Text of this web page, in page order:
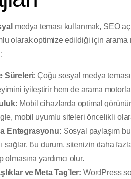
medya teması kullanmak, SEO
olarak optimize edildiği için arama
Süreleri: Çoğu sosyal medya
iyileştirir hem de arama
Mobil cihazlarda optimal
mobil uyumlu siteleri öncelikli
Entegrasyonu: Sosyal paylaşım
sağlar. Bu durum, sitenizin daha
olmasına yardımcı olur.
ve Meta Tag’ler: WordPress